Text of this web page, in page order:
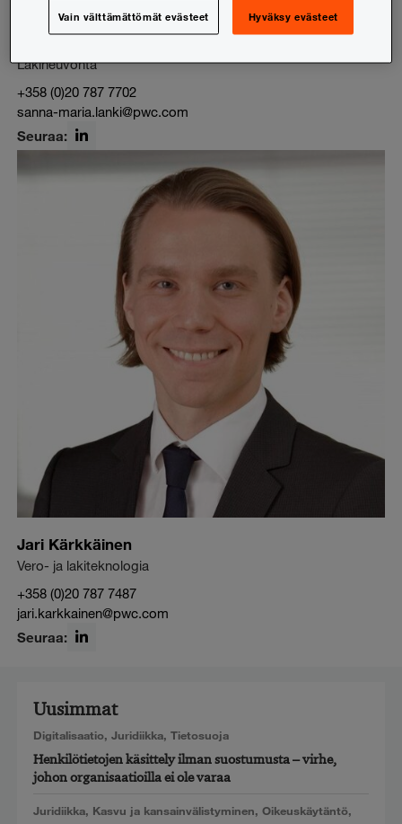
Lakineuvonta
+358 (0)20 787 7702
sanna-maria.lanki@pwc.com
Seuraa:
Jari Kärkkäinen
Vero- ja lakiteknologia
+358 (0)20 787 7487
jari.karkkainen@pwc.com
Seuraa:
Uusimmat
Digitalisaatio, Juridiikka, Tietosuoja
Henkilötietojen käsittely ilman suostumusta – virhe,
johon organisaatioilla ei ole varaa
Juridiikka, Kasvu ja kansainvälistyminen, Oikeuskäytäntö,
Vain välttämättömät evästeet Hyväksy evästeet